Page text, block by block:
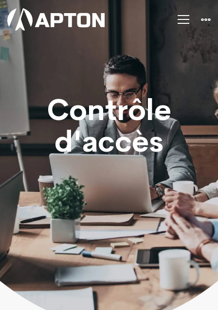
Contrôle
d'accès
Contrôle
d'accès